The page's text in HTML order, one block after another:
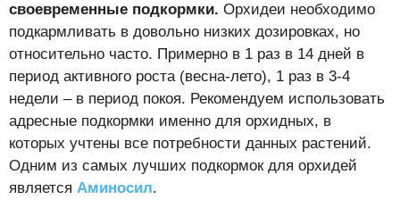
своевременные подкормки. Орхидеи необходимо
подкармливать в довольно низких дозировках, но
относительно часто. Примерно в 1 раз в 14 дней в
период активного роста (весна-лето), 1 раз в 3-4
недели – в период покоя. Рекомендуем использовать
адресные подкормки именно для орхидных, в
которых учтены все потребности данных растений.
Одним из самых лучших подкормок для орхидей
является Аминосил.